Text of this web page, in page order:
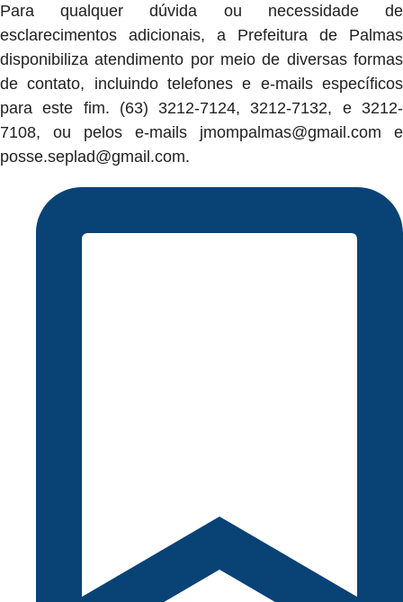
Para qualquer dúvida ou necessidade de
esclarecimentos adicionais, a Prefeitura de Palmas
disponibiliza atendimento por meio de diversas formas
de contato, incluindo telefones e e-mails específicos
para este fim. (63) 3212-7124, 3212-7132, e 3212-
7108, ou pelos e-mails jmompalmas@gmail.com e
posse.seplad@gmail.com.